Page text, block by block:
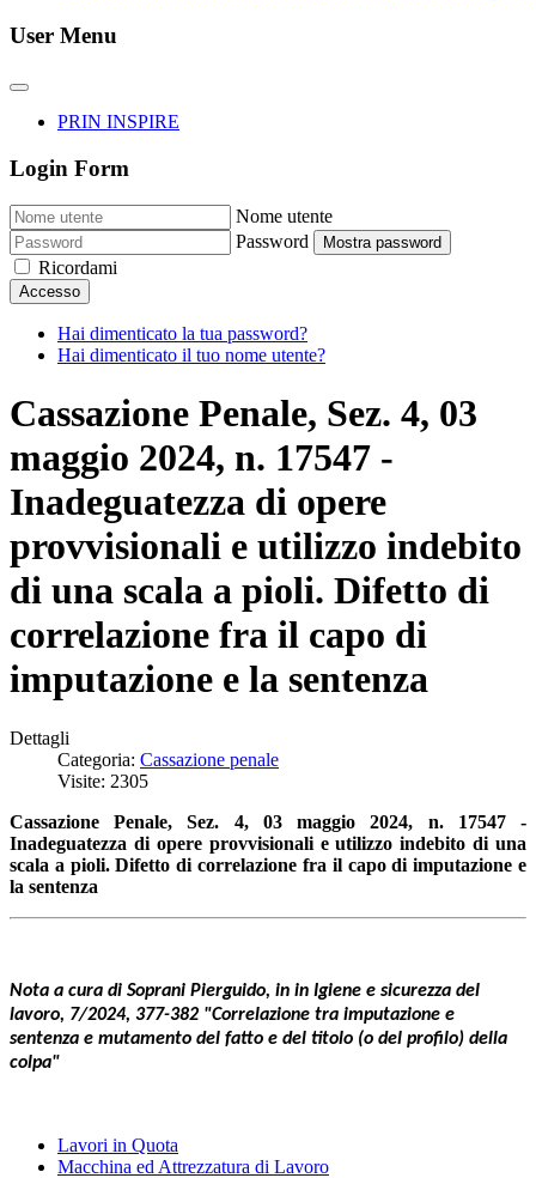
User Menu
PRIN INSPIRE
Login Form
Nome utente
Password
Mostra password
Ricordami
Accesso
Hai dimenticato la tua password?
Hai dimenticato il tuo nome utente?
Cassazione Penale, Sez. 4, 03
maggio 2024, n. 17547 -
Inadeguatezza di opere
provvisionali e utilizzo indebito
di una scala a pioli. Difetto di
correlazione fra il capo di
imputazione e la sentenza
Dettagli
Categoria: Cassazione penale
Visite: 2305
Cassazione Penale, Sez. 4, 03 maggio 2024, n. 17547 -
Inadeguatezza di opere provvisionali e utilizzo indebito di una
scala a pioli. Difetto di correlazione fra il capo di imputazione e
la sentenza
Nota a cura di Soprani Pierguido, in in Igiene e sicurezza del
lavoro, 7/2024, 377-382 "Correlazione tra imputazione e
sentenza e mutamento del fatto e del titolo (o del profilo) della
colpa"
Lavori in Quota
Macchina ed Attrezzatura di Lavoro